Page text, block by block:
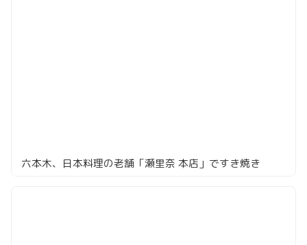
六本木、日本料理の老舗「瀬里奈 本店」ですき焼き